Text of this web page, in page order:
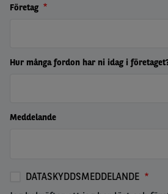
Företag
Hur många fordon har ni idag i
Meddelande
DATASKYDDSMEDDELANDE